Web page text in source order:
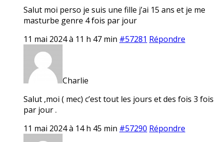
Salut moi perso je suis une fille j’ai 15 ans et je me
masturbe genre 4 fois par jour
11 mai 2024 à 11 h 47 min #57281 Répondre
Charlie
Salut ,moi ( mec) c’est tout les jours et des fois 3 fois
par jour .
11 mai 2024 à 14 h 45 min #57290 Répondre